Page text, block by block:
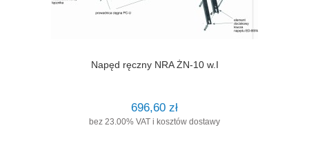
Napęd ręczny NRA ŻN-10 w.I
696,60 zł
bez 23.00% VAT i kosztów dostawy